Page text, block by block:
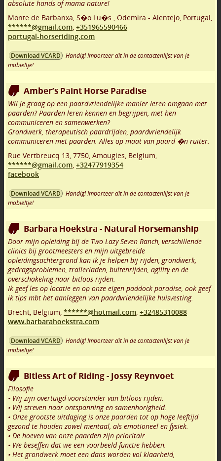
absolute hands of mama nature!
Monte de Barbanxa, S�o Lu�s , Odemira - Alentejo, Portugal,
******@gmail.com, +351965590466
portugal-horseriding.com
Download VCARD
Handig! Importeer dit in de contactenlijst van je
mobieltje!
Amber’s Paint Horse Paradise
Wil je graag op een paardvriendelijke manier leren omgaan met
paarden? Paarden leren kennen en begrijpen, met hen
communiceren en samenwerken?
Grondwerk, therapeutisch paardrijden, paardvriendelijk
communiceren met paarden. Alles op maat van paard �n ruiter.
Rue Vertbreucq 13, 7750, Amougies, Belgium,
******@gmail.com, +32477919354
facebook
Download VCARD
Handig! Importeer dit in de contactenlijst van je
mobieltje!
Barbara Hoekstra - Natural Horsemanship
Door mijn opleiding bij de Two Lazy Seven Ranch, verschillende
clinics bij grootmeesters en mijn uitgebreide
opleidingsachtergrond kan ik je helpen bij rijden, grondwerk,
gedragsproblemen, trailerladen, buitenrijden, agility en de
overschakeling naar bitloos rijden.
Ik geef les op locatie en op onze eigen paddock paradise, ook geef
ik tips mbt het aanleggen van paardvriendelijke huisvesting.
Brecht, Belgium, ******@hotmail.com, +32485310088
www.barbarahoekstra.com
Download VCARD
Handig! Importeer dit in de contactenlijst van je
mobieltje!
Bitless Art of Riding - Jossy Reynvoet
Filosofie
• Wij zijn overtuigd voorstander van bitloos rijden.
• Wij streven naar ontspanning en samenhorigheid.
• Onze grootste uitdaging is onze paarden tot op hoge leeftijd
gezond te houden zowel mentaal, als emotioneel en fysiek.
• De hoeven van onze paarden zijn prioritair.
• We beseffen dat we een voorbeeld functie hebben.
• Het grondwerk moet een dans worden vol klaarheid,